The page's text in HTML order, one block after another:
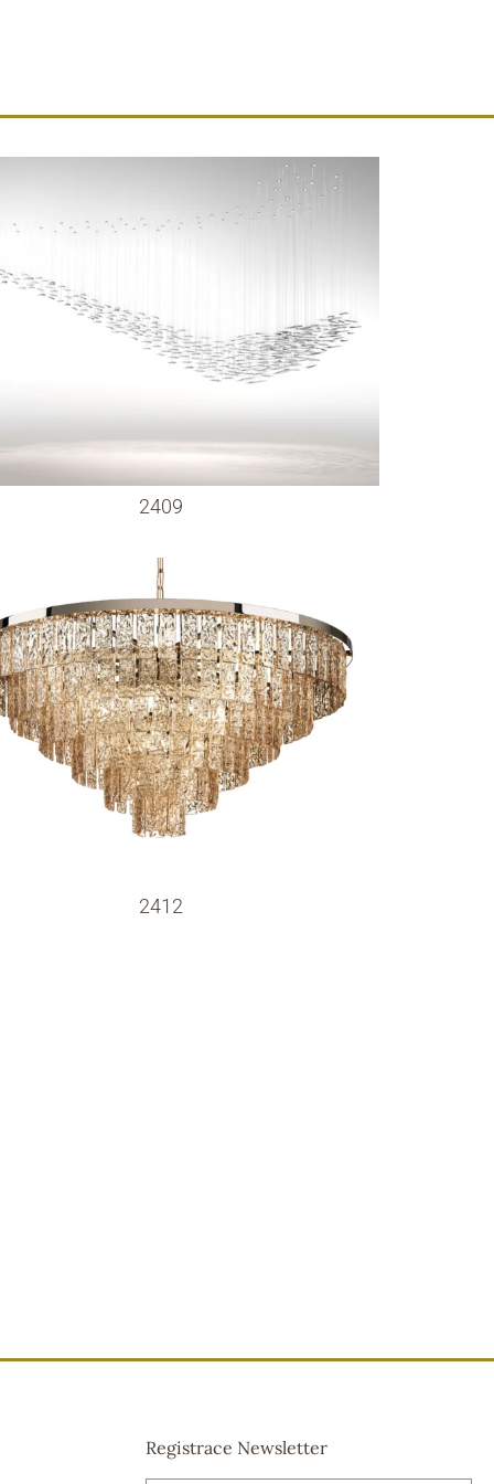
2409
2412
Registrace Newsletter